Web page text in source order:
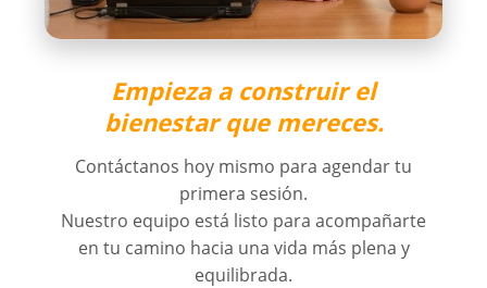
Empieza a construir el
bienestar que mereces.
Contáctanos hoy mismo para agendar tu
primera sesión.
Nuestro equipo está listo para acompañarte
en tu camino hacia una vida más plena y
equilibrada.